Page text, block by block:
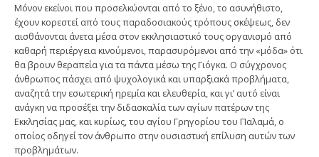
Μόνον εκείνοι που προσελκύονται από το ξένο, το ασυνήθιστο,
έχουν κορεστεί από τους παραδοσιακούς τρόπους σκέψεως, δεν
αισθάνονται άνετα μέσα στον εκκλησιαστικό τους οργανισμό από
καθαρή περιέργεια κινούμενοι, παρασυρόμενοι από την «μόδα» ότι
θα βρουν θεραπεία για τα πάντα μέσω της Γιόγκα. Ο σύγχρονος
άνθρωπος πάσχει από ψυχολογικά και υπαρξιακά προ­βλήματα,
αναζητά την εσωτερική ηρεμία και ελευθερία, και γι’ αυτό είναι
ανάγκη να προσέξει την διδασκαλία των αγίων πατέρων της
Εκκλησίας μας, και κυρίως, του αγίου Γρηγορίου του Παλαμά, ο
οποίος οδηγεί τον άνθρωπο στην ουσιαστική επίλυση αυτών των
προβλημάτων.